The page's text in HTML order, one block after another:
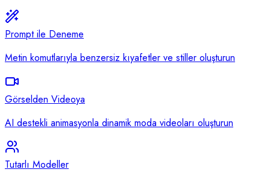
Prompt ile Deneme
Metin komutlarıyla benzersiz kıyafetler ve stiller oluşturun
Görselden Videoya
AI destekli animasyonla dinamik moda videoları oluşturun
Tutarlı Modeller